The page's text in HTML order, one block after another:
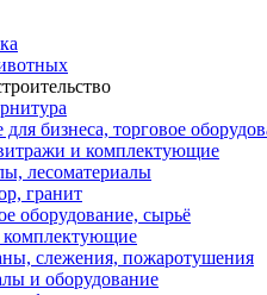
бизнеса, торговое
и комплектующие
лесоматериалы
гранит
оборудование, сырьё
комплектующие
слежения, пожаротушения
и оборудование